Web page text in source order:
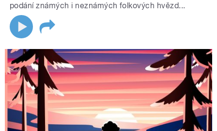
podání známých i neznámých folkových hvězd...